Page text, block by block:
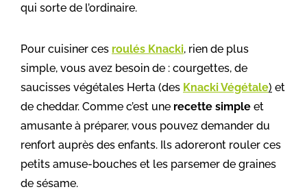
qui sorte de l’ordinaire.
Pour cuisiner ces roulés Knacki, rien de plus
simple, vous avez besoin de : courgettes, de
saucisses végétales Herta (des Knacki Végétale) et
de cheddar. Comme c’est une recette simple et
amusante à préparer, vous pouvez demander du
renfort auprès des enfants. Ils adoreront rouler ces
petits amuse-bouches et les parsemer de graines
de sésame.